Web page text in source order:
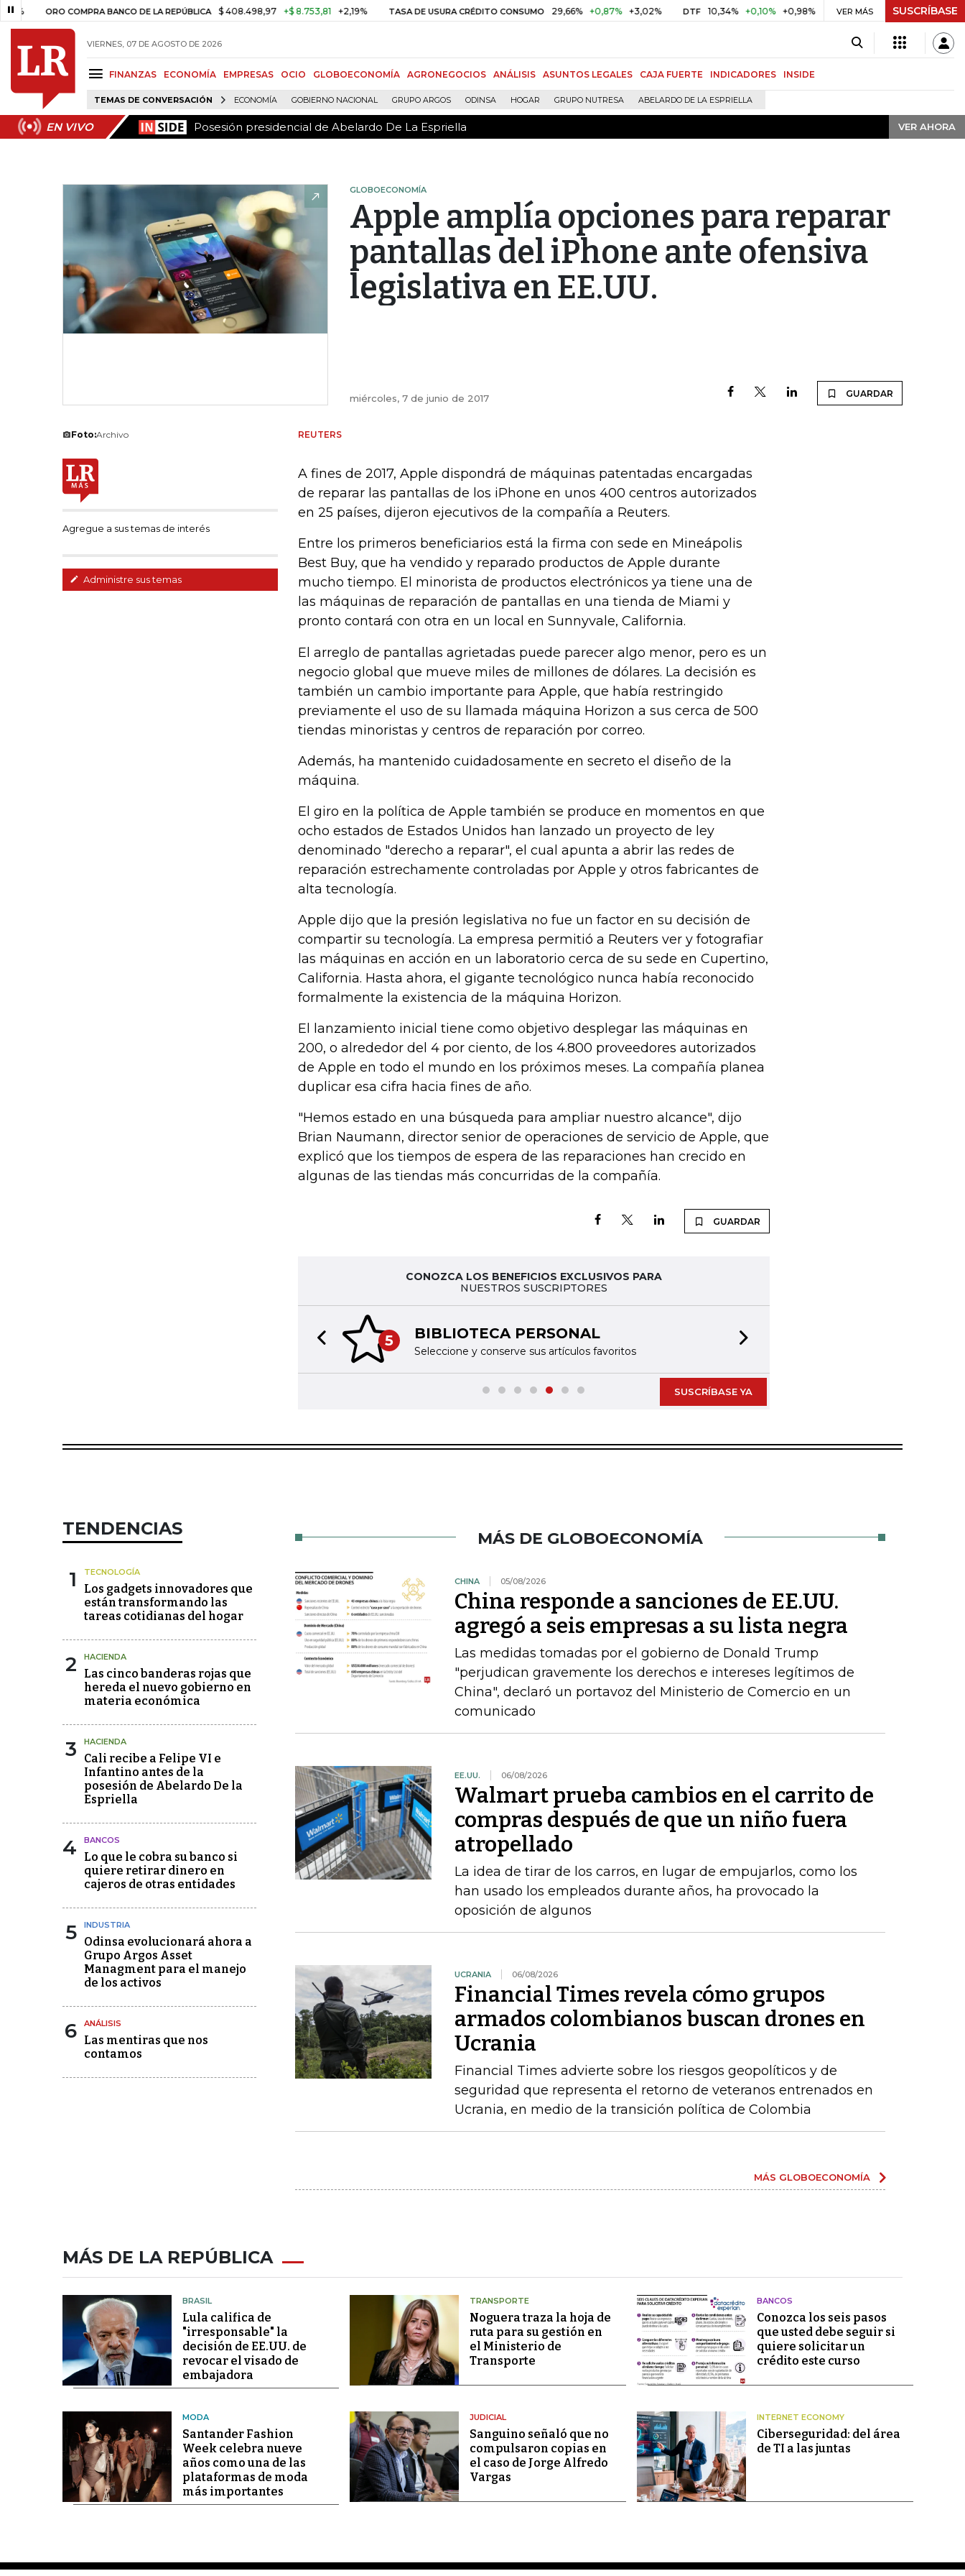
ORO COMPRA BANCO DE LA REPÚBLICA $ 408.498,97 +$ 8.753,81 +2,19% TASA DE USURA CRÉDITO CONSUMO 29,66% +0,87% +3,02% DTF 10,34% +0,10% +0,98% UVR $ 416,91 +$ 0,05 +0,01%
VER MÁS SUSCRÍBASE
VIERNES, 07 DE AGOSTO DE 2026
FINANZAS ECONOMÍA EMPRESAS OCIO GLOBOECONOMÍA AGRONEGOCIOS ANÁLISIS ASUNTOS LEGALES CAJA FUERTE INDICADORES INSIDE
TEMAS DE CONVERSACIÓN ECONOMÍA GOBIERNO NACIONAL GRUPO ARGOS ODINSA HOGAR GRUPO NUTRESA ABELARDO DE LA ESPRIELLA
EN VIVO Posesión presidencial de Abelardo De La Espriella VER AHORA
EN VIVO Posesión presidencial de Abelardo De La Espriella VER AHORA
GLOBOECONOMÍA
Apple amplía opciones para reparar
pantallas del iPhone ante ofensiva
legislativa en EE.UU.
miércoles, 7 de junio de 2017 GUARDAR
Foto:Archivo
Agregue a sus temas de interés
Administre sus temas
REUTERS
A fines de 2017, Apple dispondrá de máquinas patentadas encargadas
de reparar las pantallas de los iPhone en unos 400 centros autorizados
en 25 países, dijeron ejecutivos de la compañía a Reuters.
Entre los primeros beneficiarios está la firma con sede en Mineápolis
Best Buy, que ha vendido y reparado productos de Apple durante
mucho tiempo. El minorista de productos electrónicos ya tiene una de
las máquinas de reparación de pantallas en una tienda de Miami y
pronto contará con otra en un local en Sunnyvale, California.
El arreglo de pantallas agrietadas puede parecer algo menor, pero es un
negocio global que mueve miles de millones de dólares. La decisión es
también un cambio importante para Apple, que había restringido
previamente el uso de su llamada máquina Horizon a sus cerca de 500
tiendas minoristas y centros de reparación por correo.
Además, ha mantenido cuidadosamente en secreto el diseño de la
máquina.
El giro en la política de Apple también se produce en momentos en que
ocho estados de Estados Unidos han lanzado un proyecto de ley
denominado "derecho a reparar", el cual apunta a abrir las redes de
reparación estrechamente controladas por Apple y otros fabricantes de
alta tecnología.
Apple dijo que la presión legislativa no fue un factor en su decisión de
compartir su tecnología. La empresa permitió a Reuters ver y fotografiar
las máquinas en acción en un laboratorio cerca de su sede en Cupertino,
California. Hasta ahora, el gigante tecnológico nunca había reconocido
formalmente la existencia de la máquina Horizon.
El lanzamiento inicial tiene como objetivo desplegar las máquinas en
200, o alrededor del 4 por ciento, de los 4.800 proveedores autorizados
de Apple en todo el mundo en los próximos meses. La compañía planea
duplicar esa cifra hacia fines de año.
"Hemos estado en una búsqueda para ampliar nuestro alcance", dijo
Brian Naumann, director senior de operaciones de servicio de Apple, que
explicó que los tiempos de espera de las reparaciones han crecido en
algunas de las tiendas más concurridas de la compañía.
GUARDAR
CONOZCA LOS BENEFICIOS EXCLUSIVOS PARA
NUESTROS SUSCRIPTORES
5 BIBLIOTECA PERSONAL
Seleccione y conserve sus artículos favoritos
Previous slide
SUSCRÍBASE YA
TENDENCIAS
1 TECNOLOGÍA
Los gadgets innovadores que
están transformando las
tareas cotidianas del hogar
2 HACIENDA
Las cinco banderas rojas que
hereda el nuevo gobierno en
materia económica
3 HACIENDA
Cali recibe a Felipe VI e
Infantino antes de la
posesión de Abelardo De la
Espriella
4 BANCOS
Lo que le cobra su banco si
quiere retirar dinero en
cajeros de otras entidades
5 INDUSTRIA
Odinsa evolucionará ahora a
Grupo Argos Asset
Managment para el manejo
de los activos
6 ANÁLISIS
Las mentiras que nos
contamos
MÁS DE GLOBOECONOMÍA
CHINA 05/08/2026
China responde a sanciones de EE.UU.
agregó a seis empresas a su lista negra
Las medidas tomadas por el gobierno de Donald Trump
"perjudican gravemente los derechos e intereses legítimos de
China", declaró un portavoz del Ministerio de Comercio en un
comunicado
EE.UU. 06/08/2026
Walmart prueba cambios en el carrito de
compras después de que un niño fuera
atropellado
La idea de tirar de los carros, en lugar de empujarlos, como los
han usado los empleados durante años, ha provocado la
oposición de algunos
UCRANIA 06/08/2026
Financial Times revela cómo grupos
armados colombianos buscan drones en
Ucrania
Financial Times advierte sobre los riesgos geopolíticos y de
seguridad que representa el retorno de veteranos entrenados en
Ucrania, en medio de la transición política de Colombia
MÁS GLOBOECONOMÍA
MÁS DE LA REPÚBLICA
BRASIL
Lula califica de
"irresponsable" la
decisión de EE.UU. de
revocar el visado de
embajadora
TRANSPORTE
Noguera traza la hoja de
ruta para su gestión en
el Ministerio de
Transporte
BANCOS
Conozca los seis pasos
que usted debe seguir si
quiere solicitar un
crédito este curso
MODA
Santander Fashion
Week celebra nueve
años como una de las
plataformas de moda
más importantes
JUDICIAL
Sanguino señaló que no
compulsaron copias en
el caso de Jorge Alfredo
Vargas
INTERNET ECONOMY
Ciberseguridad: del área
de TI a las juntas